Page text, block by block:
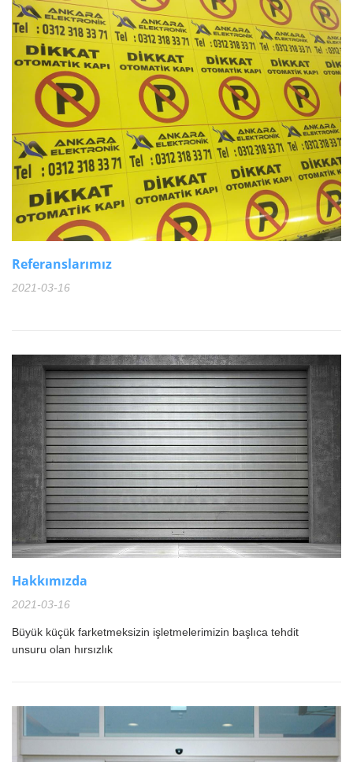
Referanslarımız
2021-03-16
Hakkımızda
2021-03-16
Büyük küçük farketmeksizin işletmelerimizin başlıca tehdit
unsuru olan hırsızlık